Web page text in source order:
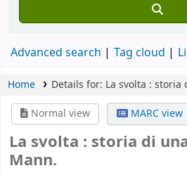
Advanced search Tag cloud
Home Details for: La svolta : storia
Normal view
MARC view
La svolta : storia di
Mann.